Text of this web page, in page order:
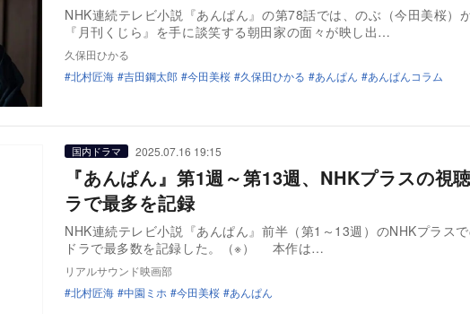
NHK連続テレビ小説『あんぱん』の第78話では、のぶ（今田美桜）
『月刊くじら』を手に談笑する朝田家の面々が映し出…
久保田ひかる
北村匠海
吉田鋼太郎 今田美桜 久保田ひかる あんぱん あんぱんコラム
国内ドラマ 2025.07.16 19:15
『あんぱん』第1週～第13週、NHKプラスの視
ラで最多を記録
NHK連続テレビ小説『あんぱん』前半（第1～13週）のNHKプラス
ドラで最多数を記録した。（※） 本作は…
リアルサウンド映画部
北村匠海
中園ミホ 今田美桜 あんぱん